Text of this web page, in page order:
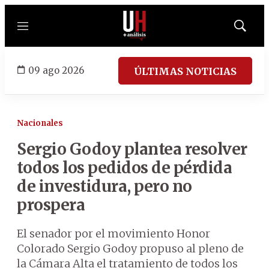
Menú
Mostrar
09 ago 2026 ÚLTIMAS NOTICIAS
Nacionales
Sergio Godoy plantea resolver
todos los pedidos de pérdida
de investidura, pero no
prospera
El senador por el movimiento Honor
Colorado Sergio Godoy propuso al pleno de
la Cámara Alta el tratamiento de todos los